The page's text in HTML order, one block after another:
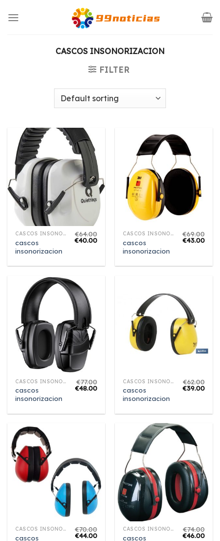
CASCOS INSONORIZACION
FILTER
CASCOS INSONORIZACION
cascos
insonorizacion
€64.00
€40.00
CASCOS INSONORIZACION
cascos
insonorizacion
€69.00
€43.00
CASCOS INSONORIZACION
cascos
insonorizacion
€77.00
€48.00
CASCOS INSONORIZACION
cascos
insonorizacion
€62.00
€39.00
CASCOS INSONORIZACION
cascos
€70.00
€44.00
CASCOS INSONORIZACION
cascos
€74.00
€46.00